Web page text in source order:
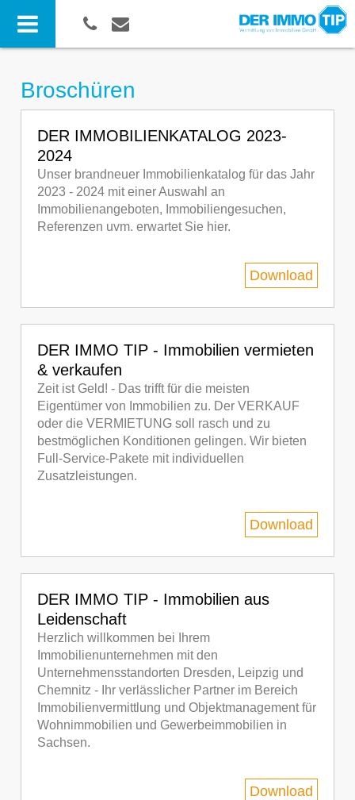
Broschüren
DER IMMOBILIENKATALOG 2023-
2024
Unser brandneuer Immobilienkatalog für das Jahr
2023 - 2024 mit einer Auswahl an
Immobilienangeboten, Immobiliengesuchen,
Referenzen uvm. erwartet Sie hier.
Download
DER IMMO TIP - Immobilien vermieten
& verkaufen
Zeit ist Geld! - Das trifft für die meisten
Eigentümer von Immobilien zu. Der VERKAUF
oder die VERMIETUNG soll rasch und zu
bestmöglichen Konditionen gelingen. Wir bieten
Full-Service-Pakete mit individuellen
Zusatzleistungen.
Download
DER IMMO TIP - Immobilien aus
Leidenschaft
Herzlich willkommen bei Ihrem
Immobilienunternehmen mit den
Unternehmensstandorten Dresden, Leipzig und
Chemnitz - Ihr verlässlicher Partner im Bereich
Immobilienvermittlung und Objektmanagement für
Wohnimmobilien und Gewerbeimmobilien in
Sachsen.
Download